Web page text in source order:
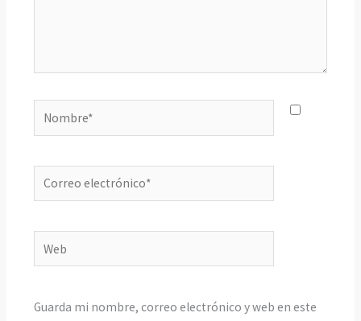
Nombre*
Correo
electrónico*
Web
Guarda mi nombre, correo electrónico y web en este